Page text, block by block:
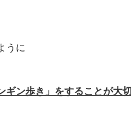
うに
ギン歩き」をすることが大切